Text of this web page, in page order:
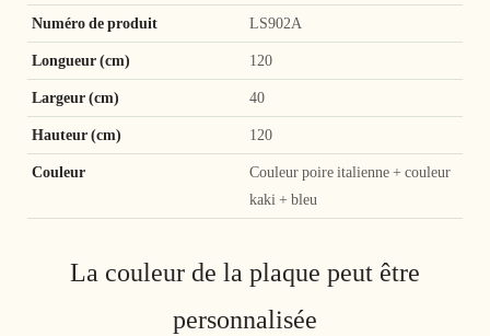
Numéro de produit LS902A
Longueur (cm) 120
Largeur (cm) 40
Hauteur (cm) 120
Couleur
Couleur poire italienne + couleur
kaki + bleu
La couleur de la plaque peut être
personnalisée